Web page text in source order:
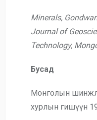
Minerals,
Journal of
Technology,
Бусад
Монголын
хурлын гишүүн